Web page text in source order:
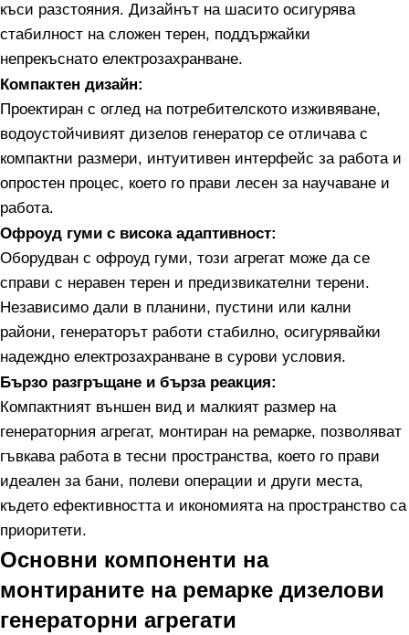
къси разстояния. Дизайнът на шасито осигурява
стабилност на сложен терен, поддържайки
непрекъснато електрозахранване.
Компактен дизайн:
Проектиран с оглед на потребителското изживяване,
водоустойчивият дизелов генератор се отличава с
компактни размери, интуитивен интерфейс за работа и
опростен процес, което го прави лесен за научаване и
работа.
Офроуд гуми с висока адаптивност:
Оборудван с офроуд гуми, този агрегат може да се
справи с неравен терен и предизвикателни терени.
Независимо дали в планини, пустини или кални
райони, генераторът работи стабилно, осигурявайки
надеждно електрозахранване в сурови условия.
Бързо разгръщане и бърза реакция:
Компактният външен вид и малкият размер на
генераторния агрегат, монтиран на ремарке, позволяват
гъвкава работа в тесни пространства, което го прави
идеален за бани, полеви операции и други места,
където ефективността и икономията на пространство са
приоритети.
Основни компоненти на
монтираните на ремарке дизелови
генераторни агрегати